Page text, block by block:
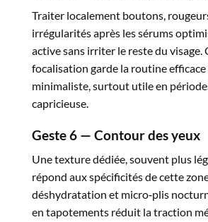
Traiter localement boutons,
irrégularités après les sérums
active sans irriter le reste du visage.
focalisation garde la routine
minimaliste, surtout utile en
capricieuse.​
Geste 6 — Contour des yeux
Une texture dédiée, souvent plus
répond aux spécificités de cette
déshydratation et micro‑plis
en tapotements réduit la traction